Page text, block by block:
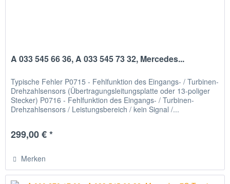
A 033 545 66 36, A 033 545 73 32, Mercedes...
Typische Fehler P0715 - Fehlfunktion des Eingangs- / Turbinen-
Drehzahlsensors (Übertragungsleitungsplatte oder 13-poliger
Stecker) P0716 - Fehlfunktion des Eingangs- / Turbinen-
Drehzahlsensors / Leistungsbereich / kein Signal /...
299,00 € *
Merken